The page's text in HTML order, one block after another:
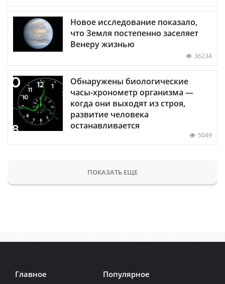
Новое исследование показало,
что Земля постепенно заселяет
Венеру жизнью
36234
Обнаружены биологические
часы-хронометр организма —
когда они выходят из строя,
развитие человека
останавливается
5049
ПОКАЗАТЬ ЕЩЕ
Главное Популярное